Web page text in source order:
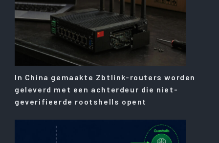
In China gemaakte Zbtlink-routers worden
geleverd met een achterdeur die niet-
geverifieerde rootshells opent